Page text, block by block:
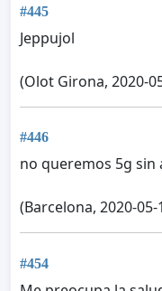
#445
Jeppujol
(Olot Girona, 2020-
#446
no queremos 5g sin
(Barcelona, 2020-05-
#454